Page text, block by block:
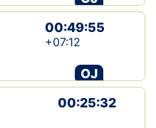
00:49:55
+07:12
OJ
00:25:32